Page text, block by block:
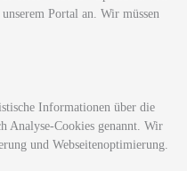
Portal an. Wir müssen
Informationen über die
Analyse-Cookies genannt. Wir
und Webseitenoptimierung.